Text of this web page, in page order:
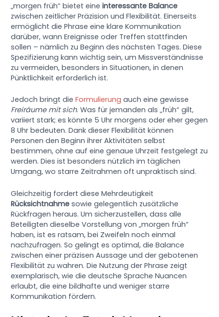
„morgen früh“ bietet eineinteressante Balance
zwischen zeitlicher Präzision und Flexibilität. Einerseits
ermöglicht die Phrase eine klare Kommunikation
darüber, wann Ereignisse oder Treffen stattfinden
sollen – nämlich zu Beginn des nächsten Tages. Diese
Spezifizierung kann wichtig sein, um Missverständnisse
zu vermeiden, besonders in Situationen, in denen
Pünktlichkeit erforderlich ist.
Jedoch bringt dieFormulierung auch eine gewisse
Freiräume mit sich. Was für jemanden als „früh“ gilt,
variiert stark; es könnte 5 Uhr morgens oder eher gegen
8 Uhr bedeuten. Dank dieser Flexibilität können
Personen den Beginn ihrer Aktivitäten selbst
bestimmen, ohne auf eine genaue Uhrzeit festgelegt zu
werden. Dies ist besonders nützlich im täglichen
Umgang, wo starre Zeitrahmen oft unpraktisch sind.
Gleichzeitig fordert diese Mehrdeutigkeit
Rücksichtnahme sowie gelegentlich zusätzliche
Rückfragen heraus. Um sicherzustellen, dass alle
Beteiligten dieselbe Vorstellung von „morgen früh“
haben, ist es ratsam, bei Zweifeln noch einmal
nachzufragen. So gelingt es optimal, die Balance
zwischen einer präzisen Aussage und der gebotenen
Flexibilität zu wahren. Die Nutzung der Phrase zeigt
exemplarisch, wie die deutsche Sprache Nuancen
erlaubt, die eine bildhafte und weniger starre
Kommunikation fördern.